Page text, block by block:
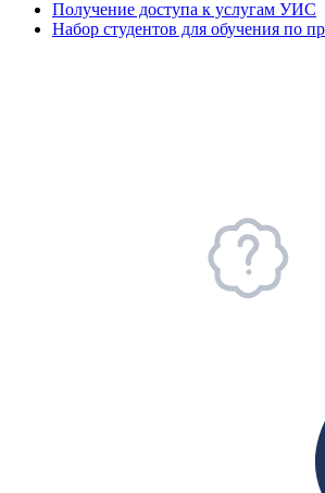
Получение доступа к услугам УИС
Набор студентов для обучения по